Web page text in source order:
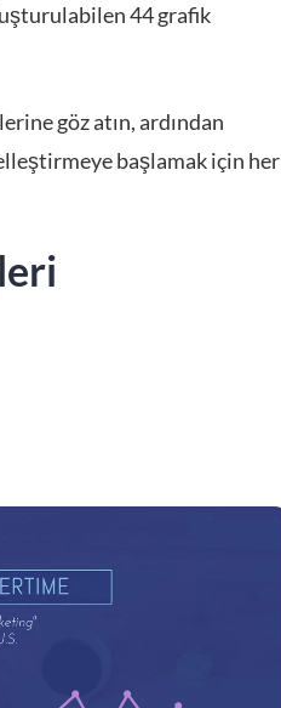
44 grafik
göz atın, ardından
başlamak için her